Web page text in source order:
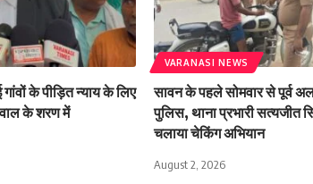
के पीड़ित न्याय के लिए
के शरण में
VARANASI NEWS
सावन के पहले सोमवार से पूर्व
पुलिस, थाना प्रभारी सत्यजीत
चलाया चेकिंग अभियान
August 2, 2026